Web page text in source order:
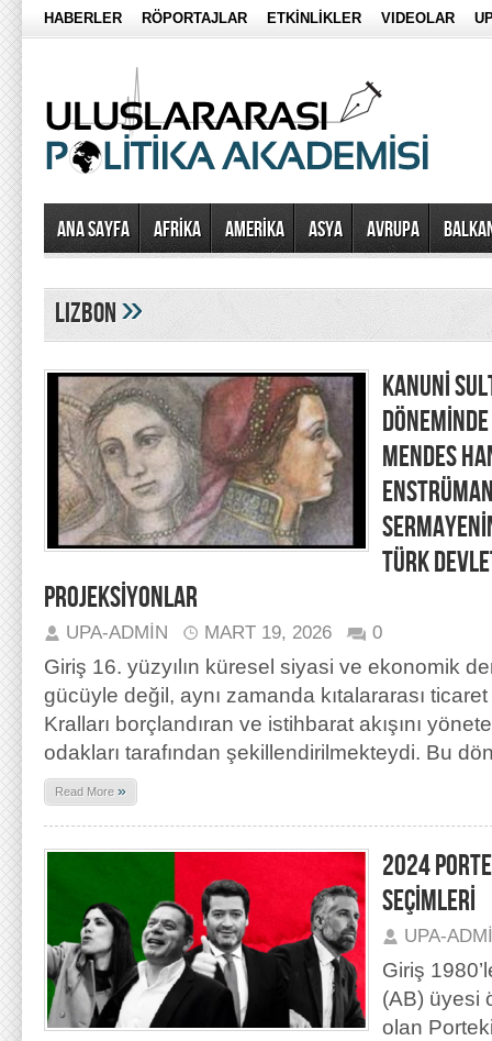
HABERLER RÖPORTAJLAR ETKİNLİKLER VIDEOLAR
Ana Sayfa AFRİKA AMERİKA ASYA AVRUPA
lizbon»
KANUNİ
MENDES
TÜRK
PROJEKSİYONLAR
UPA-ADMIN MART 19, 2026 0
Giriş 16. yüzyılın küresel siyasi ve ekonomik
gücüyle değil, aynı zamanda kıtalararası
Kralları borçlandıran ve istihbarat akışını
odakları tarafından şekillendirilmekteydi. Bu
Read More »
2024
SEÇİMLERİ
UPA-
Giriş
(AB) üyesi
olan